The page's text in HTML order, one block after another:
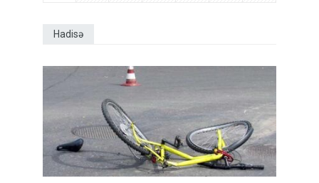
Hadisə